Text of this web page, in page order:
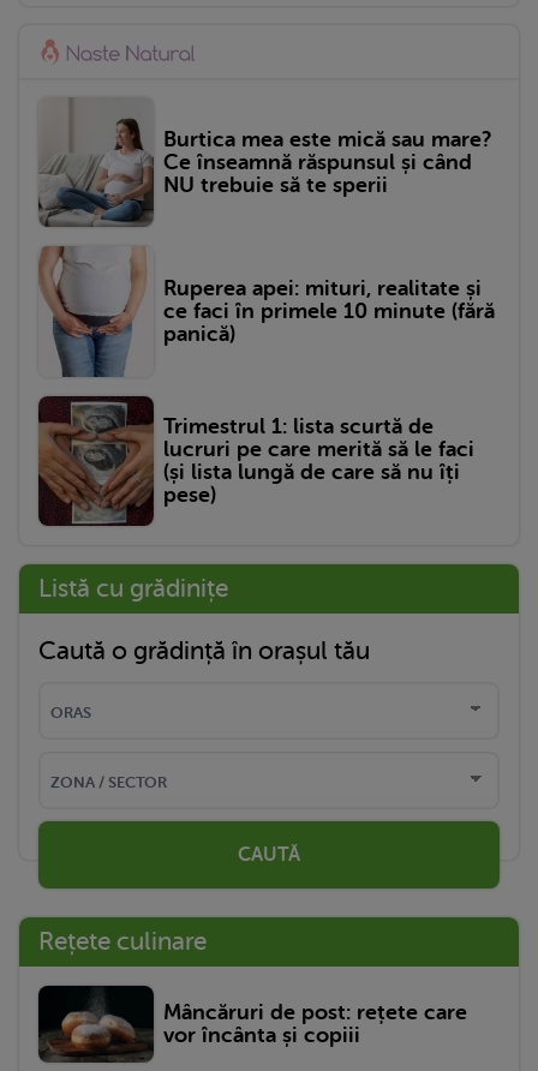
Burtica mea este mică sau mare?
Ce înseamnă răspunsul și când
NU trebuie să te sperii
Ruperea apei: mituri, realitate și
ce faci în primele 10 minute (fără
panică)
Trimestrul 1: lista scurtă de
lucruri pe care merită să le faci
(și lista lungă de care să nu îți
pese)
Listă cu grădinițe
Caută o grădință în orașul tău
CAUTĂ
Rețete culinare
Mâncăruri de post: rețete care
vor încânta și copiii